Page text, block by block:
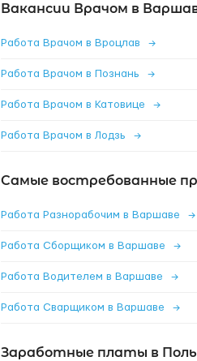
Вакансии Врачом в
Работа Врачом в Вроцлав →
Работа Врачом в Познань →
Работа Врачом в Катовице →
Работа Врачом в Лодзь →
Самые востребованные
Работа Разнорабочим в Варшаве →
Работа Сборщиком в Варшаве →
Работа Водителем в Варшаве →
Работа Сварщиком в Варшаве →
Заработные платы в